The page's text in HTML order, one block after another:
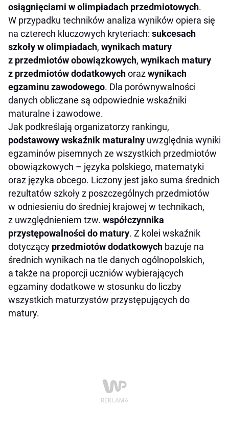
osiągnięciami w olimpiadach przedmiotowych.
W przypadku techników analiza wyników opiera się
na czterech kluczowych kryteriach: sukcesach
szkoły w olimpiadach, wynikach matury
z przedmiotów obowiązkowych, wynikach matury
z przedmiotów dodatkowychorazwynikach
egzaminu zawodowego. Dla porównywalności
danych obliczane są odpowiednie wskaźniki
maturalne i zawodowe.
Jak podkreślają organizatorzy rankingu,
podstawowy wskaźnik maturalny uwzględnia wyniki
egzaminów pisemnych ze wszystkich przedmiotów
obowiązkowych – języka polskiego, matematyki
oraz języka obcego. Liczony jest jako suma średnich
rezultatów szkoły z poszczególnych przedmiotów
w odniesieniu do średniej krajowej w technikach,
z uwzględnieniem tzw. współczynnika
przystępowalności do matury. Z kolei wskaźnik
dotyczący przedmiotów dodatkowych bazuje na
średnich wynikach na tle danych ogólnopolskich,
a także na proporcji uczniów wybierających
egzaminy dodatkowe w stosunku do liczby
wszystkich maturzystów przystępujących do
matury.